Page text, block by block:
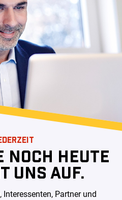
NOCH HEUTE
UNS AUF.
Partner und